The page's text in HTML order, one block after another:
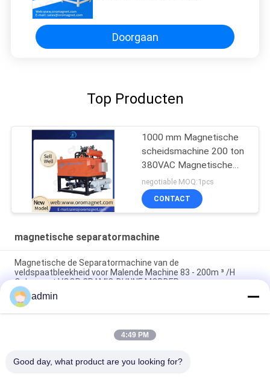
Doorgaan
Top Producten
1000 mm Magnetische
scheidsmachine 200 ton
380VAC Magnetische
scheidsmachine voor
slijpmachine
negotiable MOQ:1pcs
CONTACT
magnetische separatormachine
Magnetische de Separatormachine van de
veldspaatbleekheid voor Malende Machine 83 - 200m ³ /H
Opbrengst VOOR CRAMIC-DUNNE MODDER
Gordelconveyor ijzererts Elektro-magnetische rol separator
machine Ononderbroken werk
Van de de Hoge Capaciteitsmagneet van het veldspaatproces
admin
4:49 PM
Good day, what product are you looking for?